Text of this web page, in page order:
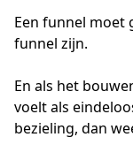
Een funnel moet
funnel zijn.
En als het
voelt als
bezieling, dan